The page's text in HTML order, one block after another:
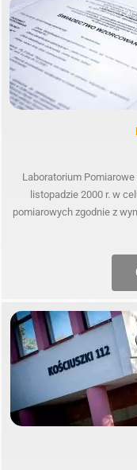
Laboratorium
listopadzie 2000 r. w
pomiarowych zgodnie z